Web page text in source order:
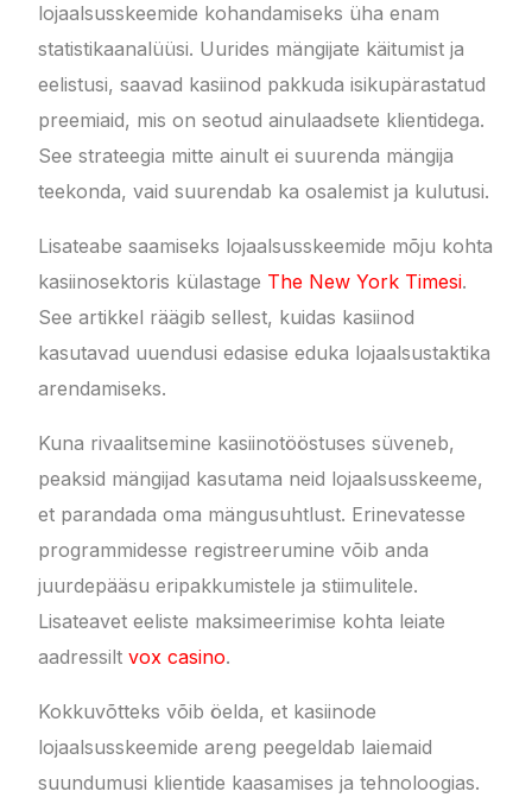
lojaalsusskeemide kohandamiseks üha enam
statistikaanalüüsi. Uurides mängijate käitumist ja
eelistusi, saavad kasiinod pakkuda isikupärastatud
preemiaid, mis on seotud ainulaadsete klientidega.
See strateegia mitte ainult ei suurenda mängija
teekonda, vaid suurendab ka osalemist ja kulutusi.
Lisateabe saamiseks lojaalsusskeemide mõju kohta
kasiinosektoris külastage The New York Timesi.
See artikkel räägib sellest, kuidas kasiinod
kasutavad uuendusi edasise eduka lojaalsustaktika
arendamiseks.
Kuna rivaalitsemine kasiinotööstuses süveneb,
peaksid mängijad kasutama neid lojaalsusskeeme,
et parandada oma mängusuhtlust. Erinevatesse
programmidesse registreerumine võib anda
juurdepääsu eripakkumistele ja stiimulitele.
Lisateavet eeliste maksimeerimise kohta leiate
aadressiltvox casino.
Kokkuvõtteks võib öelda, et kasiinode
lojaalsusskeemide areng peegeldab laiemaid
suundumusi klientide kaasamises ja tehnoloogias.